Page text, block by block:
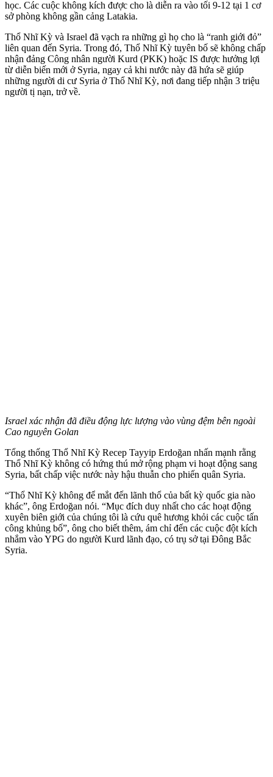
học. Các cuộc không kích được cho là diễn ra vào tối 9-12 tại 1 cơ
sở phòng không gần cảng Latakia.
Thổ Nhĩ Kỳ và Israel đã vạch ra những gì họ cho là “ranh giới đỏ”
liên quan đến Syria. Trong đó, Thổ Nhĩ Kỳ tuyên bố sẽ không chấp
nhận đảng Công nhân người Kurd (PKK) hoặc IS được hưởng lợi
từ diễn biến mới ở Syria, ngay cả khi nước này đã hứa sẽ giúp
những người di cư Syria ở Thổ Nhĩ Kỳ, nơi đang tiếp nhận 3 triệu
người tị nạn, trở về.
Israel xác nhận đã điều động lực lượng vào vùng đệm bên ngoài
Cao nguyên Golan
Tổng thống Thổ Nhĩ Kỳ Recep Tayyip Erdoğan nhấn mạnh rằng
Thổ Nhĩ Kỳ không có hứng thú mở rộng phạm vi hoạt động sang
Syria, bất chấp việc nước này hậu thuẫn cho phiến quân Syria.
“Thổ Nhĩ Kỳ không để mắt đến lãnh thổ của bất kỳ quốc gia nào
khác”, ông Erdoğan nói. “Mục đích duy nhất cho các hoạt động
xuyên biên giới của chúng tôi là cứu quê hương khỏi các cuộc tấn
công khủ‌ng b‌ố”, ông cho biết thêm, ám chỉ đến các cuộc đột kích
nhắm vào YPG do người Kurd lãnh đạo, có trụ sở tại Đông Bắc
Syria.